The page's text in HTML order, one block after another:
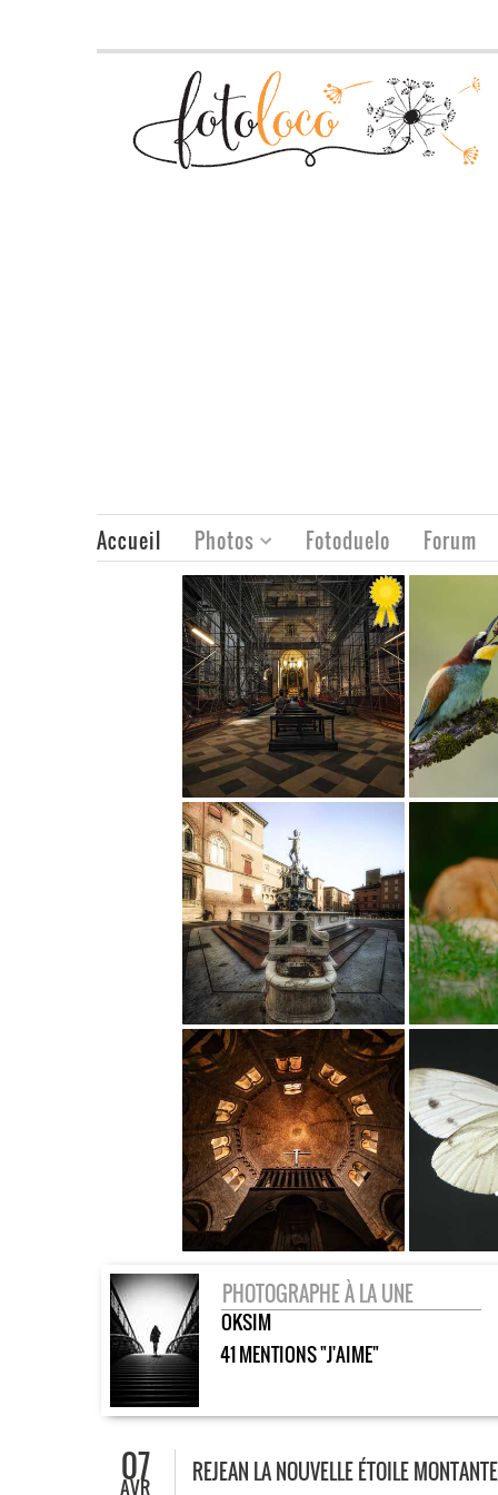
Accueil Photos Fotoduelo Forum
PHOTOGRAPHE À LA UNE
OKSIM
41 MENTIONS "J'AIME"
07
AVR
REJEAN LA NOUVELLE ÉTOILE